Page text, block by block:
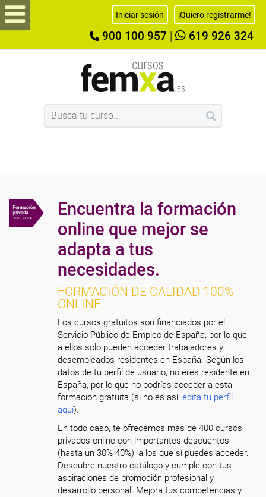
Iniciar sesión ¡Quiero registrarme!
900 100 957 619 926 324
Encuentra la formación
online que mejor se
adapta a tus
necesidades.
FORMACIÓN DE CALIDAD 100%
ONLINE.
Los cursos gratuitos son financiados por el
Servicio Público de Empleo de España, por lo que
a ellos solo pueden acceder trabajadores y
desempleados residentes en España. Según los
datos de tu perfil de usuario, no eres residente en
España, por lo que no podrías acceder a esta
formación gratuita (si no es así,edita tu perfil
aquí).
En todo caso, te ofrecemos más de 400 cursos
privados online con importantes descuentos
(hasta un 30% 40%), a los que sí puedes acceder.
Descubre nuestro catálogo y cumple con tus
aspiraciones de promoción profesional y
desarrollo personal. Mejora tus competencias y